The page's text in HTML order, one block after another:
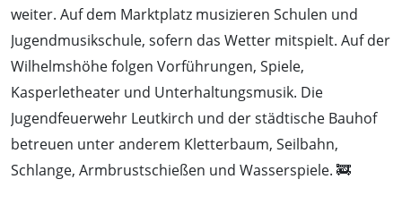
weiter. Auf dem Marktplatz musizieren Schulen und
Jugendmusikschule, sofern das Wetter mitspielt. Auf der
Wilhelmshöhe folgen Vorführungen, Spiele,
Kasperletheater und Unterhaltungsmusik. Die
Jugendfeuerwehr Leutkirch und der städtische Bauhof
betreuen unter anderem Kletterbaum, Seilbahn,
Schlange, Armbrustschießen und Wasserspiele. 🚒